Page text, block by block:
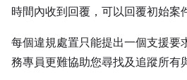
時間內收到回覆，可以回覆初始案
每個違規處置只能提出一個支援要
務專員更難協助您尋找及追蹤所有